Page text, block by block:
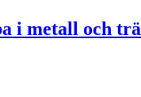
i metall och trä